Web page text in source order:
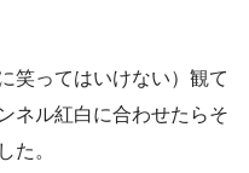
笑ってはいけない）観て
ネル紅白に合わせたらそ
た。